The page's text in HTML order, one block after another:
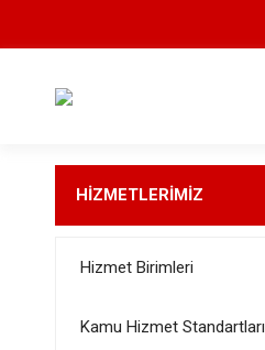
HİZMETLERİMİZ
Hizmet Birimleri
Kamu Hizmet Standartları